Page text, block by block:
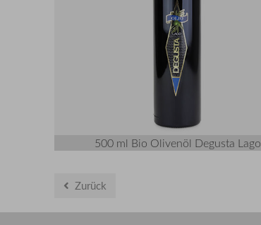
500 ml Bio Olivenöl Degusta Lago
Zurück